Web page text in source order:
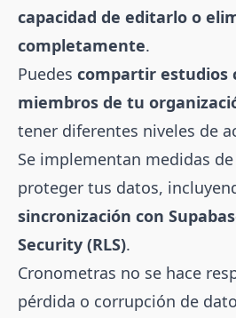
capacidad de editarlo o
completamente.
Puedes compartir estudios
miembros de tu
tener diferentes niveles de
Se implementan medidas
proteger tus datos,
sincronización con
Security (RLS).
Cronometras no se hace
pérdida o corrupción de